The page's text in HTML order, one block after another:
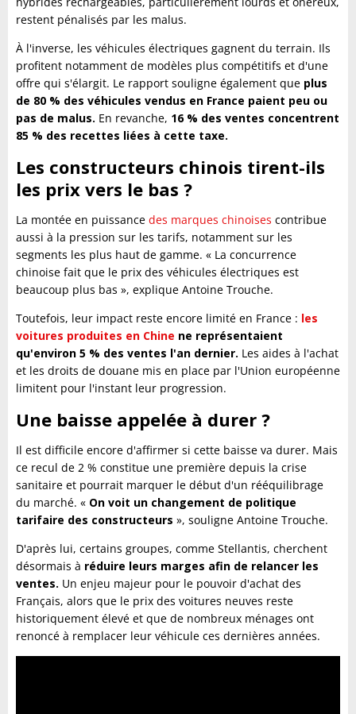
restent pénalisés par les malus.
À l'inverse, les véhicules électriques gagnent du terrain. Ils
profitent notamment de modèles plus compétitifs et d'une
offre qui s'élargit. Le rapport souligne également que plus
de 80 % des véhicules vendus en France paient peu ou
pas de malus. En revanche, 16 % des ventes concentrent
85 % des recettes liées à cette taxe.
Les constructeurs chinois tirent-ils
les prix vers le bas ?
La montée en puissance des marques chinoises contribue
aussi à la pression sur les tarifs, notamment sur les
segments les plus haut de gamme. « La concurrence
chinoise fait que le prix des véhicules électriques est
beaucoup plus bas », explique Antoine Trouche.
Toutefois, leur impact reste encore limité en France : les
voitures produites en Chine ne représentaient
qu'environ 5 % des ventes l'an dernier. Les aides à l'achat
et les droits de douane mis en place par l'Union européenne
limitent pour l'instant leur progression.
Une baisse appelée à durer ?
Il est difficile encore d'affirmer si cette baisse va durer. Mais
ce recul de 2 % constitue une première depuis la crise
sanitaire et pourrait marquer le début d'un rééquilibrage
du marché. « On voit un changement de politique
tarifaire des constructeurs », souligne Antoine Trouche.
D'après lui, certains groupes, comme Stellantis, cherchent
désormais à réduire leurs marges afin de relancer les
ventes. Un enjeu majeur pour le pouvoir d'achat des
Français, alors que le prix des voitures neuves reste
historiquement élevé et que de nombreux ménages ont
renoncé à remplacer leur véhicule ces dernières années.